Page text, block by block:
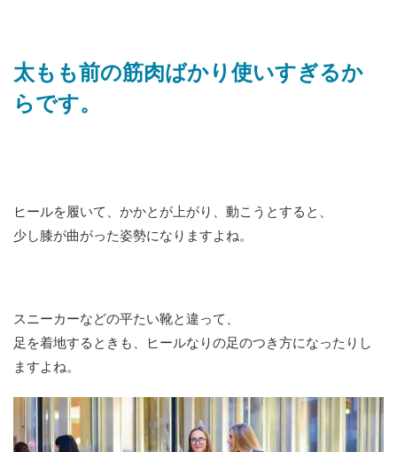
太もも前の筋肉ばかり使いすぎるか
らです。
ヒールを履いて、かかとが上がり、動こうとすると、
少し膝が曲がった姿勢になりますよね。
スニーカーなどの平たい靴と違って、
足を着地するときも、ヒールなりの足のつき方になったりし
ますよね。